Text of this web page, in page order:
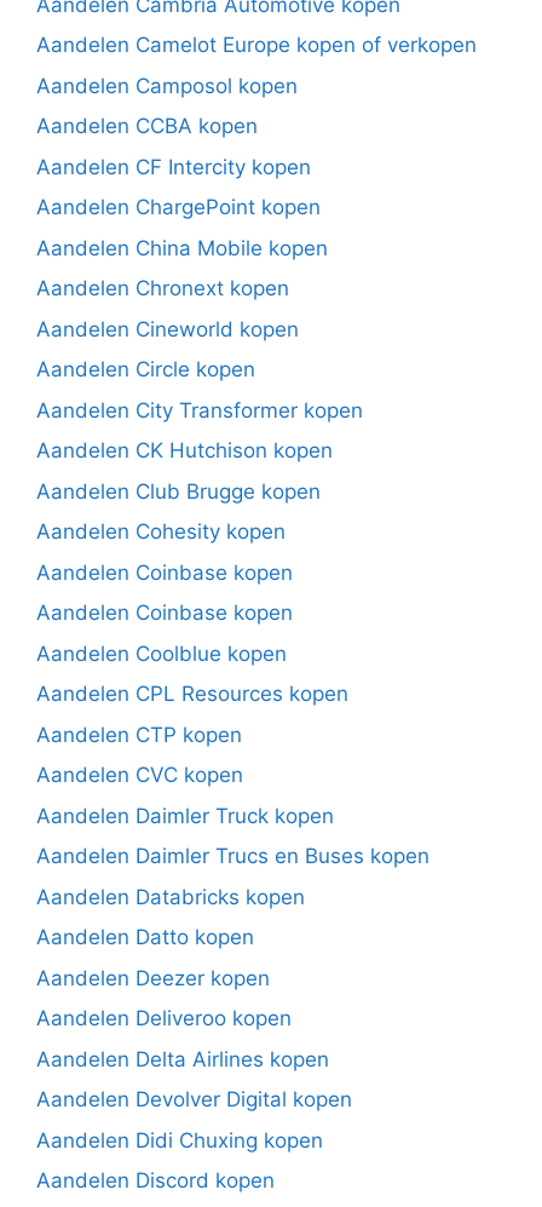
Aandelen Camelot Europe kopen of verkopen
Aandelen Camposol kopen
Aandelen CCBA kopen
Aandelen CF Intercity kopen
Aandelen ChargePoint kopen
Aandelen China Mobile kopen
Aandelen Chronext kopen
Aandelen Cineworld kopen
Aandelen Circle kopen
Aandelen City Transformer kopen
Aandelen CK Hutchison kopen
Aandelen Club Brugge kopen
Aandelen Cohesity kopen
Aandelen Coinbase kopen
Aandelen Coinbase kopen
Aandelen Coolblue kopen
Aandelen CPL Resources kopen
Aandelen CTP kopen
Aandelen CVC kopen
Aandelen Daimler Truck kopen
Aandelen Daimler Trucs en Buses kopen
Aandelen Databricks kopen
Aandelen Datto kopen
Aandelen Deezer kopen
Aandelen Deliveroo kopen
Aandelen Delta Airlines kopen
Aandelen Devolver Digital kopen
Aandelen Didi Chuxing kopen
Aandelen Discord kopen